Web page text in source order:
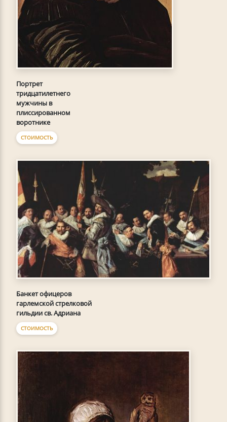
Портрет
тридцатилетнего
мужчины в
плиссированном
воротнике
СТОИМОСТЬ
Банкет офицеров
гарлемской стрелковой
гильдии св. Адриана
СТОИМОСТЬ